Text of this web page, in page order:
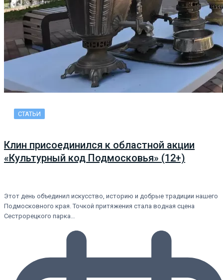
СТАТЬИ
Клин присоединился к областной акции
«Культурный код Подмосковья» (12+)
Этот день объединил искусство, историю и добрые традиции нашего
Подмосковного края. Точкой притяжения стала водная сцена
Сестрорецкого парка…